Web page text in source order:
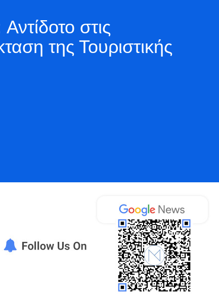
στις
της Τουριστικής